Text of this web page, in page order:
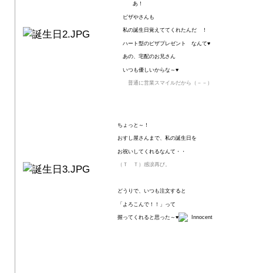
あ！
ピザやさんも
私の誕生日覚えててくれたんだ ！
ハート型のピザプレゼント なんて♥
あの、宅配のお兄さん
いつも優しいからな～♥
普通に営業スマイルだから（－－）
ちょっと～！
おすし屋さんまで、私の誕生日を
お祝いしてくれるなんて・・
（Ｔ Ｔ）感涙再び。
どうりで、いつも注文すると
「よろこんで！！」って
握ってくれると思った～♥